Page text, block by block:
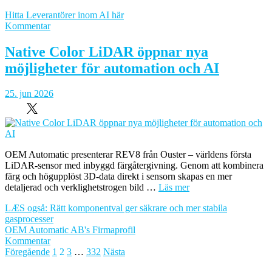
Hitta Leverantörer inom AI här
Kommentarom
arbetsplatser
svagast
i
på
Native Color LiDAR öppnar nya
möjligheter för automation och AI
25. jun 2026
OEM Automatic presenterar REV8 från Ouster – världens första
LiDAR-sensor med inbyggd färgåtergivning. Genom att kombinera
färg och högupplöst 3D-data direkt i sensorn skapas en mer
detaljerad och verklighetstrogen bild … Läs mer
LÆS også: Rätt komponentval ger säkrare och mer stabila
gasprocesser
OEM Automatic AB's Firmaprofil
Kommentarom
Native
Sidnumrering
Föregående 1 2 3 … 332 Nästa